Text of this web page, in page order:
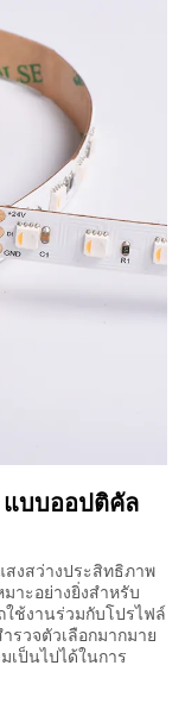
แบบออปติคัล
สงสว่างประสิทธิภาพ
าะอย่างยิ่งสำหรับ
ใช้งานร่วมกับโปรไฟล์
รวจตัวเลือกมากมาย
เป็นไปได้ในการ